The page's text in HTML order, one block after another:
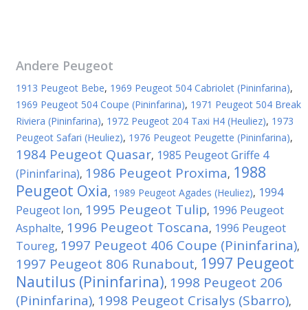
Andere Peugeot
1913 Peugeot Bebe, 1969 Peugeot 504 Cabriolet (Pininfarina),
1969 Peugeot 504 Coupe (Pininfarina), 1971 Peugeot 504 Break
Riviera (Pininfarina), 1972 Peugeot 204 Taxi H4 (Heuliez), 1973
Peugeot Safari (Heuliez), 1976 Peugeot Peugette (Pininfarina),
1984 Peugeot Quasar, 1985 Peugeot Griffe 4
(Pininfarina), 1986 Peugeot Proxima, 1988
Peugeot Oxia, 1989 Peugeot Agades (Heuliez), 1994
Peugeot Ion, 1995 Peugeot Tulip, 1996 Peugeot
Asphalte, 1996 Peugeot Toscana, 1996 Peugeot
Toureg, 1997 Peugeot 406 Coupe (Pininfarina),
1997 Peugeot 806 Runabout, 1997 Peugeot
Nautilus (Pininfarina), 1998 Peugeot 206
(Pininfarina), 1998 Peugeot Crisalys (Sbarro),